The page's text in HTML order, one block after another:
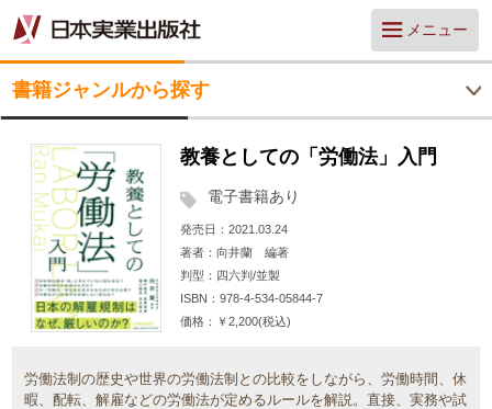
メニュー
書籍ジャンルから探す
教養としての「労働法」入門
電子書籍あり
発売日
2021.03.24
著者
向井蘭 編著
判型
四六判/並製
ISBN
978-4-534-05844-7
価格
￥2,200(税込)
労働法制の歴史や世界の労働法制との比較をしながら、労働時間、休
暇、配転、解雇などの労働法が定めるルールを解説。直接、実務や試